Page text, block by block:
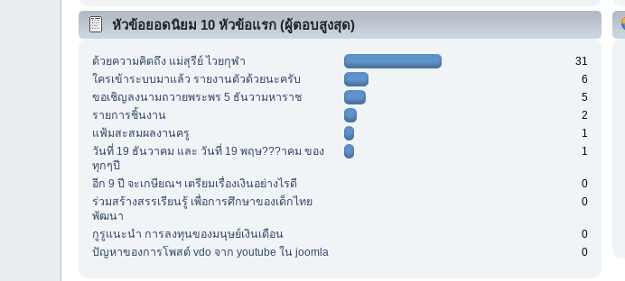
หัวข้อยอดนิยม 10 หัวข้อแรก (ผู้ตอบสูงสุด)
ด้วยความคิดถึง แม่สุรีย์ ไวยกุฬา
31
ใครเข้าระบบมาแล้ว รายงานตัวด้วยนะครับ
6
ขอเชิญลงนามถวายพระพร 5 ธันวามหาราช
5
รายการชิ้นงาน
2
แฟ้มสะสมผลงานครู
1
วันที่ 19 ธันวาคม และ วันที่ 19 พฤษ???าคม ของ
ทุกๆปี
1
อีก 9 ปี จะเกษียณฯ เตรียมเรื่องเงินอย่างไรดี
0
ร่วมสร้างสรรเรียนรู้ เพื่อการศึกษาของเด็กไทย
พัฒนา
0
กูรูแนะนำ การลงทุนของมนุษย์เงินเดือน
0
ปัญหาของการโพสต์ vdo จาก youtube ใน joomla
0